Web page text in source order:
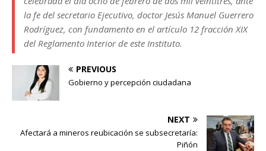
la fe del secretario Ejecutivo, doctor Jesús Manuel Guerrero
Rodríguez, con fundamento en el artículo 12 fracción XIX
del Reglamento Interior de este Instituto.
PREVIOUS
Gobierno y percepción ciudadana
NEXT
Afectará a mineros reubicación se subsecretaría:
Piñón